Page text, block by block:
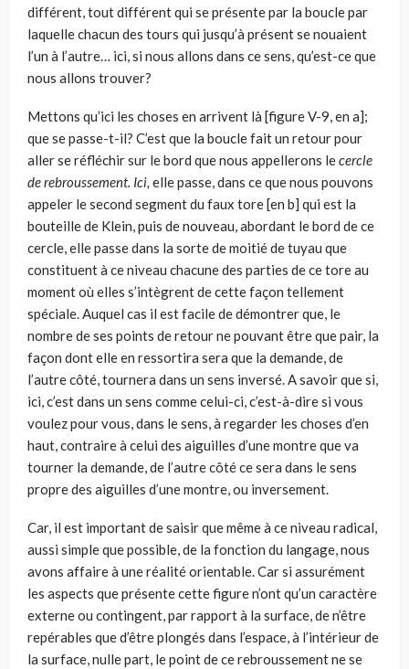
différent, tout différent qui se pré­sente par la boucle par
laquelle chacun des tours qui jusqu’à présent se nouaient
l’un à l’autre… ici, si nous allons dans ce sens, qu’est-ce que
nous allons trouver?
Mettons qu’ici les choses en arrivent là [figure V-9, en a];
que se passe-t-il? C’est que la boucle fait un retour pour
aller se réfléchir sur le bord que nous appellerons lecercle
de rebroussement. Ici, elle passe, dans ce que nous pouvons
appeler le second segment du faux tore [en b] qui est la
bouteille de Klein, puis de nouveau, abordant le bord de ce
cercle, elle passe dans la sorte de moitié de tuyau que
constituent à ce niveau chacune des parties de ce tore au
moment où elles s’intègrent de cette façon tellement
spéciale. Auquel cas il est facile de démontrer que, le
nombre de ses points de retour ne pouvant être que pair, la
façon dont elle en ressortira sera que la demande, de
l’autre côté, tournera dans un sens inversé. A savoir que si,
ici, c’est dans un sens comme celui-ci, c’est-à­-dire si vous
voulez pour vous, dans le sens, à regarder les choses d’en
haut, contraire à celui des aiguilles d’une montre que va
tourner la demande, de l’autre côté ce sera dans le sens
propre des aiguilles d’une montre, ou inversement.
Car, il est important de saisir que même à ce niveau radical,
aussi simple que possible, de la fonction du langage, nous
avons affaire à une réalité orientable. Car si assurément
les aspects que présente cette figure n’ont qu’un caractère
externe ou contingent, par rapport à la surface, de n’être
repérables que d’être plongés dans l’espace, à l’intérieur de
la surface, nulle part, le point de ce rebroussement ne se